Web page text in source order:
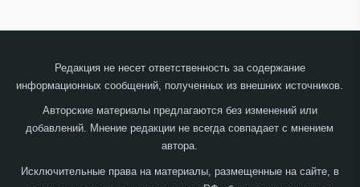
Редакция не несет ответственность за содержание
информационных сообщений, полученных из внешних источников.
Авторские материалы предлагаются без изменений или
добавлений. Мнение редакции не всегда совпадает с мнением
автора.
Исключительные права на материалы, размещенные на сайте, в